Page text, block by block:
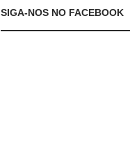
SIGA-NOS NO FACEBOOK